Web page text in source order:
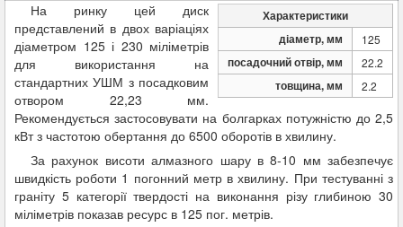
Характеристики
діаметр, мм
125
посадочний отвір, мм 22.2
товщина, мм 2.2
На ринку цей диск
представлений в двох варіаціях
діаметром 125 і 230 міліметрів
для використання на
стандартних УШМ з посадковим
отвором 22,23 мм.
Рекомендується застосовувати на болгарках потужністю до 2,5
кВт з частотою обертання до 6500 оборотів в хвилину.
За рахунок висоти алмазного шару в 8-10 мм забезпечує
швидкість роботи 1 погонний метр в хвилину. При тестуванні з
граніту 5 категорії твердості на виконання різу глибиною 30
міліметрів показав ресурс в 125 пог. метрів.